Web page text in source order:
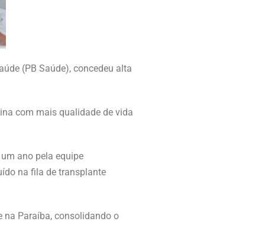
(PB Saúde), concedeu alta
com mais qualidade de vida
ano pela equipe
na fila de transplante
Paraíba, consolidando o